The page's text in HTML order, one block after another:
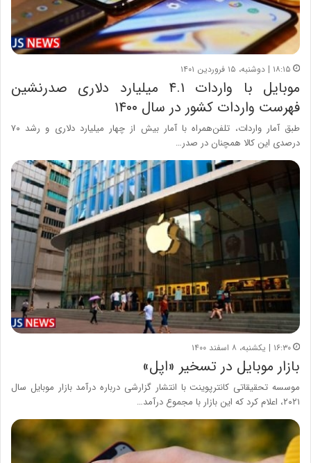
۱۸:۱۵ | دوشنبه، ۱۵ فروردین ۱۴۰۱
موبایل با واردات ۴.۱ میلیارد دلاری صدرنشین
فهرست واردات کشور در سال ۱۴۰۰
طبق آمار واردات، تلفن‌همراه با آمار بیش از چهار میلیارد دلاری و رشد ۷۰
درصدی این کالا همچنان در صدر…
۱۶:۳۰ | یکشنبه، ۸ اسفند ۱۴۰۰
بازار موبایل در تسخیر «اپل»
موسسه تحقیقاتی کانترپوینت با انتشار گزارشی درباره درآمد بازار موبایل سال
۲۰۲۱، اعلام کرد که این بازار با مجموع درآمد…